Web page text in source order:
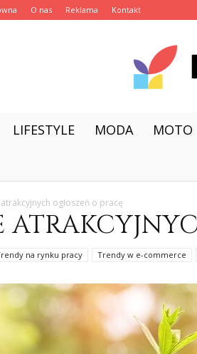
O nas Reklama Kontakt
LIFESTYLE MODA MOTO
ogłoszeń o pracę
na rynku pracy Trendy w e-commerce